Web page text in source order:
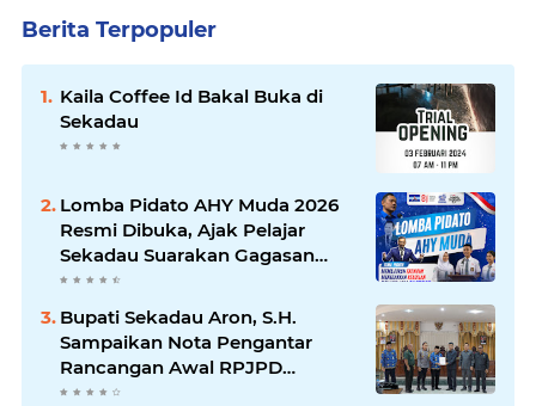
Berita Terpopuler
Kaila Coffee Id Bakal Buka di
Sekadau
Lomba Pidato AHY Muda 2026
Resmi Dibuka, Ajak Pelajar
Sekadau Suarakan Gagasan
untuk Masa Depan Bangsa
Bupati Sekadau Aron, S.H.
Sampaikan Nota Pengantar
Rancangan Awal RPJPD
Kabupaten Sekadau 2025-2045